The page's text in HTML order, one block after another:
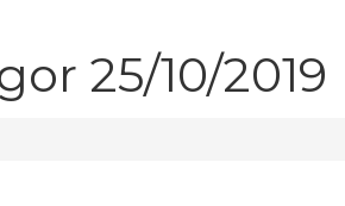
25/10/2019